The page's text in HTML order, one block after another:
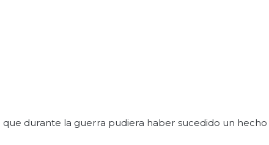
que durante la guerra pudiera haber sucedido un